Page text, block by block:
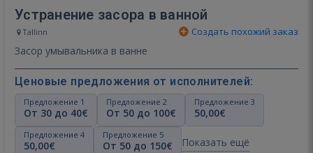
Устранение засора в ванной
Tallinn Создать похожий заказ
Засор умывальника в ванне
Ценовые предложения от исполнителей:
Предложение 1
От 30 до 40€
Предложение 2
От 50 до 100€
Предложение 3
50,00€
Предложение 4
50,00€
Предложение 5
От 50 до 150€ Показать ещё